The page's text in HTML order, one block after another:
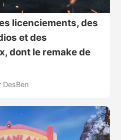
licenciements, des
et des
dont le remake de
DesBen